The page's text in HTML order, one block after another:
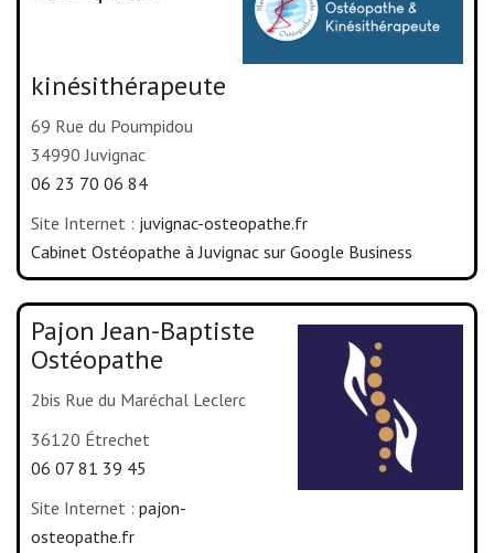
kinésithérapeute
69 Rue du Poumpidou
34990 Juvignac
06 23 70 06 84
Site Internet : juvignac-osteopathe.fr
Cabinet Ostéopathe à Juvignac sur Google Business
Pajon Jean-Baptiste
Ostéopathe
2bis Rue du Maréchal Leclerc
36120 Étrechet
06 07 81 39 45
Site Internet : pajon-
osteopathe.fr